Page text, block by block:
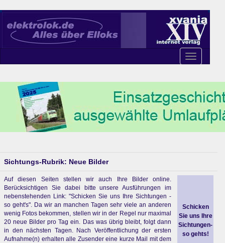
Toggle
navigation
Sichtungs-Rubrik: Neue Bilder
Auf diesen Seiten stellen wir auch Ihre Bilder online.
Berücksichtigen Sie dabei bitte unsere Ausführungen im
nebenstehenden Link: "Schicken Sie uns Ihre Sichtungen -
so geht's". Da wir an manchen Tagen sehr viele an anderen
wenig Fotos bekommen, stellen wir in der Regel nur maximal
20 neue Bilder pro Tag ein. Das was übrig bleibt, folgt dann
in den nächsten Tagen. Nach Veröffentlichung der ersten
Aufnahme(n) erhalten alle Zusender eine kurze Mail mit dem
Schicken
Sie uns Ihre
Sichtungen-
so gehts!